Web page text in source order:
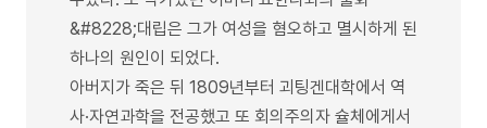
&#8228;대립은 그가 여성을 혐오하고 멸시하게 된
하나의 원인이 되었다.
아버지가 죽은 뒤 1809년부터 괴팅겐대학에서 역
사·자연과학을 전공했고 또 회의주의자 슐체에게서